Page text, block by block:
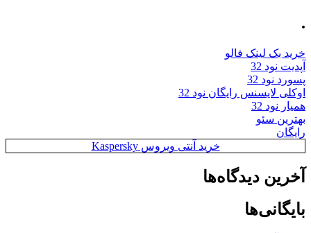
.
خرید بک لینک فالو
آپدیت نود 32
پسورد نود 32
اوکلی لایسنس رایگان نود 32
همیار نود 32
بهترین سئو
رایگان
خرید آنتی ویروس Kaspersky
آخرین دیدگاه‌ها
بایگانی‌ها